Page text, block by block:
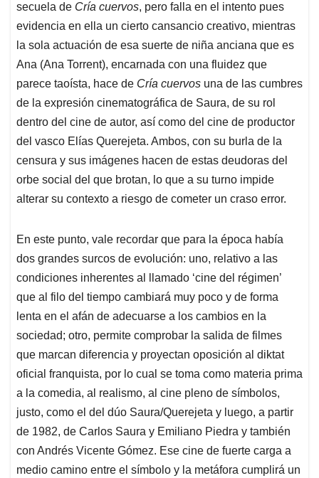
secuela de Cría cuervos, pero falla en el intento pues
evidencia en ella un cierto cansancio creativo, mientras
la sola actuación de esa suerte de niña anciana que es
Ana (Ana Torrent), encarnada con una fluidez que
parece taoísta, hace de Cría cuervos una de las cumbres
de la expresión cinematográfica de Saura, de su rol
dentro del cine de autor, así como del cine de productor
del vasco Elías Querejeta. Ambos, con su burla de la
censura y sus imágenes hacen de estas deudoras del
orbe social del que brotan, lo que a su turno impide
alterar su contexto a riesgo de cometer un craso error.
En este punto, vale recordar que para la época había
dos grandes surcos de evolución: uno, relativo a las
condiciones inherentes al llamado ‘cine del régimen’
que al filo del tiempo cambiará muy poco y de forma
lenta en el afán de adecuarse a los cambios en la
sociedad; otro, permite comprobar la salida de filmes
que marcan diferencia y proyectan oposición al diktat
oficial franquista, por lo cual se toma como materia prima
a la comedia, al realismo, al cine pleno de símbolos,
justo, como el del dúo Saura/Querejeta y luego, a partir
de 1982, de Carlos Saura y Emiliano Piedra y también
con Andrés Vicente Gómez. Ese cine de fuerte carga a
medio camino entre el símbolo y la metáfora cumplirá un